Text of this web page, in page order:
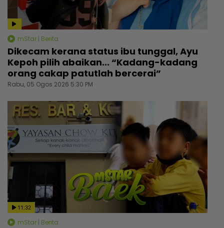
mStar | Berita
Dikecam kerana status ibu tunggal, Ayu
Kepoh pilih abaikan... “Kadang-kadang
orang cakap patutlah bercerai”
Rabu, 05 Ogos 2026 5:30 PM
11:32
mStar | Berita